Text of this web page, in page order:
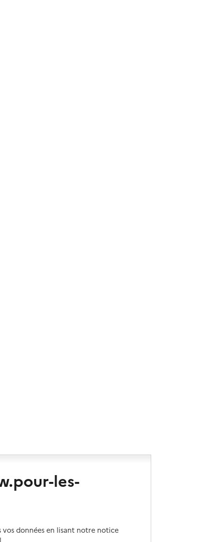
les-
données en lisant notre notice